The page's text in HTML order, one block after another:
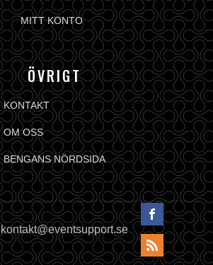
MITT KONTO
ÖVRIGT
KONTAKT
OM OSS
BENGANS NÖRDSIDA
kontakt@eventsupport.se